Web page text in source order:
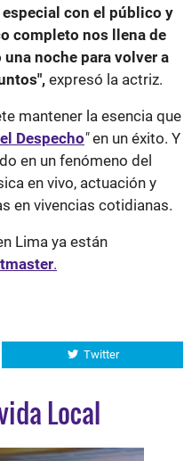
con el público y
completo nos llena de
noche para volver a
expresó la actriz.
mantener la esencia que
Despecho"en un éxito. Y
en un fenómeno del
en vivo, actuación y
en vivencias cotidianas.
Lima ya están
.
Twitter
Local